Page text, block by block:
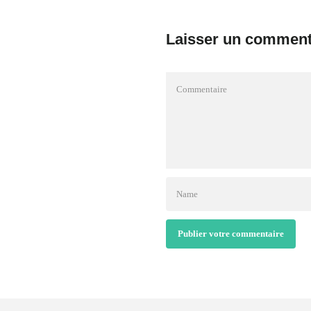
Laisser un
Publier votre commentaire